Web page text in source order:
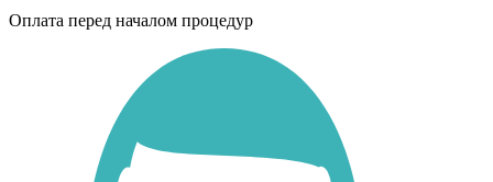
Оплата перед началом процедур